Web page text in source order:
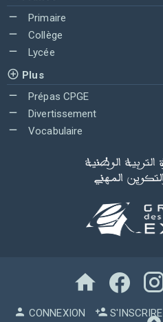
Primaire
Collège
Lycée
Plus
Prépas CPGE
Divertissement
Vocabulaire
CONNEXION S'INSCRIRE